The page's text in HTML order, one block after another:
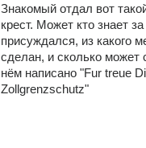
Знакомый отдал вот
крест. Может кто знает
присуждался, из какого
сделан, и сколько может
нём написано "Fur treue
Zollgrenzschutz"